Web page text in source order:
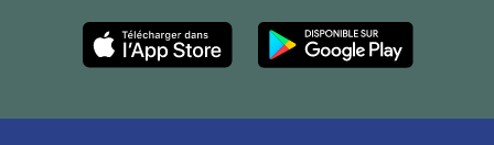
Les Nouvelles de la Boulangerie-Pâtisserie Française
27, av d’Eylau - 75782 Paris Cédex 16
01 53 70 16 25